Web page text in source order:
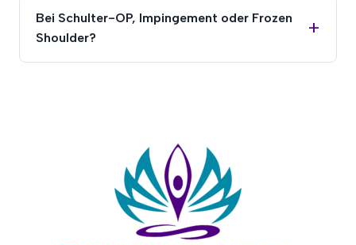
Bei Schulter-OP, Impingement oder Frozen
Shoulder?